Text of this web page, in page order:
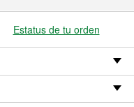
Estatus de tu orden